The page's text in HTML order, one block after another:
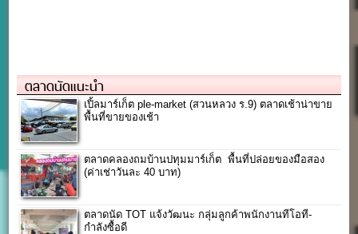
ตลาดนัดแนะนำ
เปิ้ลมาร์เก็ต ple-market (สวนหลวง ร.9) ตลาดเช้าน่าขาย
พื้นที่ขายของเช้า
ตลาดคลองถมบ้านปทุมมาร์เก็ต พื้นที่ปล่อยของมือสอง
(ค่าเช่าวันละ 40 บาท)
ตลาดนัด TOT แจ้งวัฒนะ กลุ่มลูกค้าพนักงานทีโอที-
กำลังซื้อดี